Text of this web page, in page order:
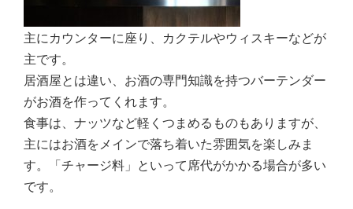
主にカウンターに座り、カクテルやウィスキーなどが
主です。
居酒屋とは違い、お酒の専門知識を持つバーテンダー
がお酒を作ってくれます。
食事は、ナッツなど軽くつまめるものもありますが、
主にはお酒をメインで落ち着いた雰囲気を楽しみま
す。「チャージ料」といって席代がかかる場合が多い
です。